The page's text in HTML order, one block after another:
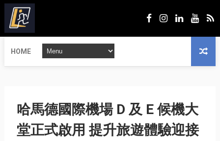
HOME
哈馬德國際機場 D 及 E 候機大
堂正式啟用 提升旅遊體驗迎接